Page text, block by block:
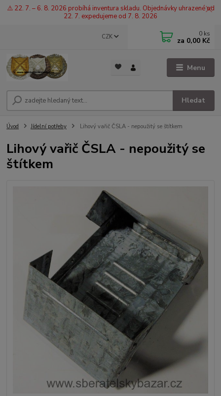
⚠️ 22. 7. – 6. 8. 2026 probíhá inventura skladu. Objednávky uhrazené od
22. 7. expedujeme od 7. 8. 2026
Menu
CZK
Hledat
0 ks
za 0,00 Kč
Úvod Jídelní potřeby Lihový vařič ČSLA - nepoužitý se štítkem
Lihový vařič ČSLA - nepoužitý se
štítkem